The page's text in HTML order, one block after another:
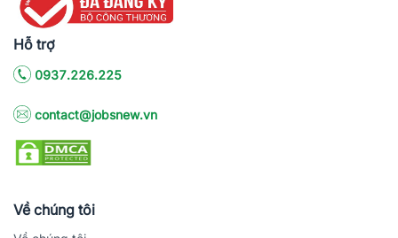
Hỗ trợ
0937.226.225
contact@jobsnew.vn
Về chúng tôi